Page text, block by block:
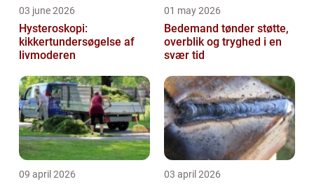
03 june 2026
Hysteroskopi:
kikkertundersøgelse af
livmoderen
01 may 2026
Bedemand tønder støtte,
overblik og tryghed i en
svær tid
09 april 2026 03 april 2026